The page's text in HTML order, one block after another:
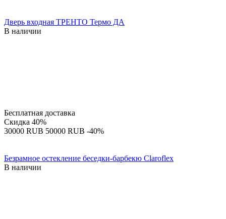
Дверь входная ТРЕНТО Термо ДА
В наличии
Бесплатная доставка
Скидка 40%
‍30000‍ RUB ‍50000‍ RUB -40%
Безрамное остекление беседки-барбекю Claroflex
В наличии